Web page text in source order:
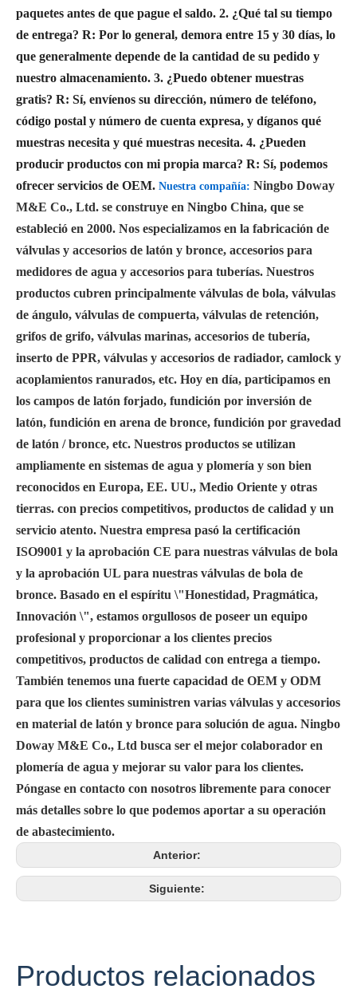
paquetes antes de que pague el saldo. 2. ¿Qué tal su tiempo
de entrega? R: Por lo general, demora entre 15 y 30 días, lo
que generalmente depende de la cantidad de su pedido y
nuestro almacenamiento. 3. ¿Puedo obtener muestras
gratis? R: Sí, envíenos su dirección, número de teléfono,
código postal y número de cuenta expresa, y díganos qué
muestras necesita y qué muestras necesita. 4. ¿Pueden
producir productos con mi propia marca? R: Sí, podemos
ofrecer servicios de OEM. Nuestra compañía: Ningbo Doway
M&E Co., Ltd. se construye en Ningbo China, que se
estableció en 2000. Nos especializamos en la fabricación de
válvulas y accesorios de latón y bronce, accesorios para
medidores de agua y accesorios para tuberías. Nuestros
productos cubren principalmente válvulas de bola, válvulas
de ángulo, válvulas de compuerta, válvulas de retención,
grifos de grifo, válvulas marinas, accesorios de tubería,
inserto de PPR, válvulas y accesorios de radiador, camlock y
acoplamientos ranurados, etc. Hoy en día, participamos en
los campos de latón forjado, fundición por inversión de
latón, fundición en arena de bronce, fundición por gravedad
de latón / bronce, etc. Nuestros productos se utilizan
ampliamente en sistemas de agua y plomería y son bien
reconocidos en Europa, EE. UU., Medio Oriente y otras
tierras. con precios competitivos, productos de calidad y un
servicio atento. Nuestra empresa pasó la certificación
ISO9001 y la aprobación CE para nuestras válvulas de bola
y la aprobación UL para nuestras válvulas de bola de
bronce. Basado en el espíritu \"Honestidad, Pragmática,
Innovación \", estamos orgullosos de poseer un equipo
profesional y proporcionar a los clientes precios
competitivos, productos de calidad con entrega a tiempo.
También tenemos una fuerte capacidad de OEM y ODM
para que los clientes suministren varias válvulas y accesorios
en material de latón y bronce para solución de agua. Ningbo
Doway M&E Co., Ltd busca ser el mejor colaborador en
plomería de agua y mejorar su valor para los clientes.
Póngase en contacto con nosotros libremente para conocer
más detalles sobre lo que podemos aportar a su operación
de abastecimiento.
Anterior:
Siguiente:
Productos relacionados